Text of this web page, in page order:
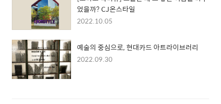
었을까? CJ온스타일
2022.10.05
예술의 중심으로, 현대카드 아트라이브러리
2022.09.30